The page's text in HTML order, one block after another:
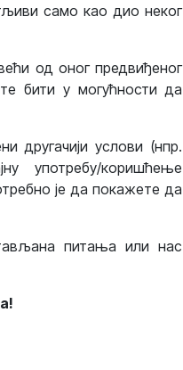
само као дио неког
од оног предвиђеног
бити у могућности да
другачији услови (нпр.
употребу/коришћење
је да покажете да
питања или нас